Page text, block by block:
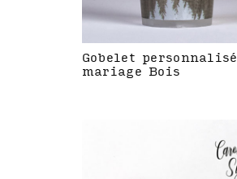
Gobelet personnalisé
mariage Bois